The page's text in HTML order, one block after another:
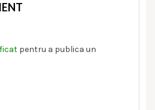
pentru a publica un